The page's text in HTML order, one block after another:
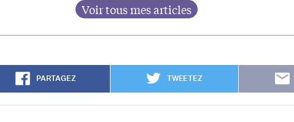
PARTAGEZ TWEETEZ